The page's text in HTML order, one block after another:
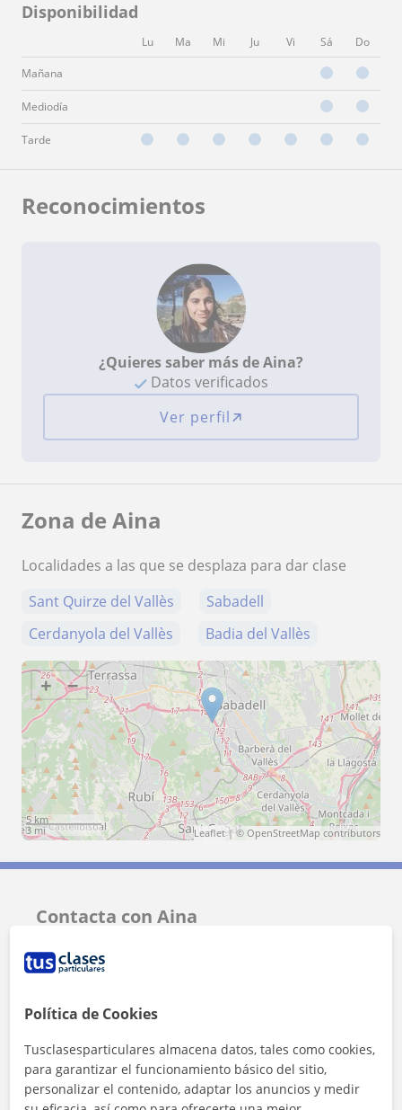
Disponibilidad
Lu Ma Mi Ju Vi Sá Do
Mañana
Mediodía
Tarde
Reconocimientos
¿Quieres saber más de Aina?
Datos verificados
Ver perfil
Zona de Aina
Localidades a las que se desplaza para dar clase
Sant Quirze del Vallès
Sabadell
Cerdanyola del Vallès
Badia del Vallès
+ −
5 km
3 mi
Leaflet| © OpenStreetMap contributors
Contacta con Aina
Tarifa
1ª clase gratis
Política de Cookies
Tusclasesparticulares almacena datos, tales como cookies,
para garantizar el funcionamiento básico del sitio,
personalizar el contenido, adaptar los anuncios y medir